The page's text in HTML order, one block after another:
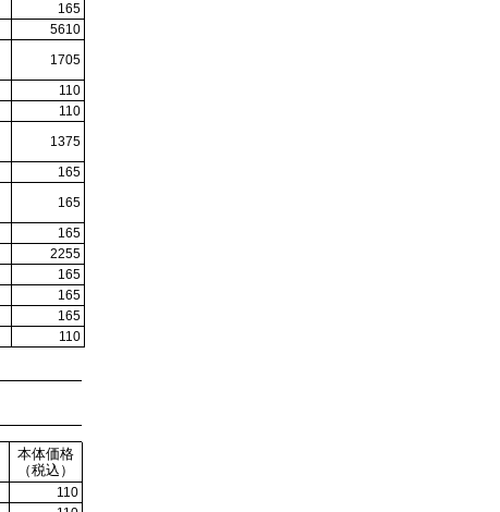
165
5610
1705
110
110
1375
165
165
165
2255
165
165
165
110
本体価格
（税込）
110